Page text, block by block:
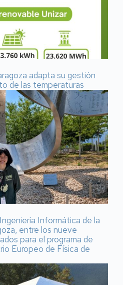
adapta su gestión
de las temperaturas
Informática de la
entre los nueve
para el programa de
Europeo de Física de